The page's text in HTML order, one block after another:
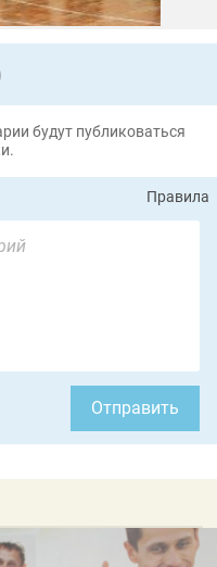
будут публиковаться
Правила
Отправить